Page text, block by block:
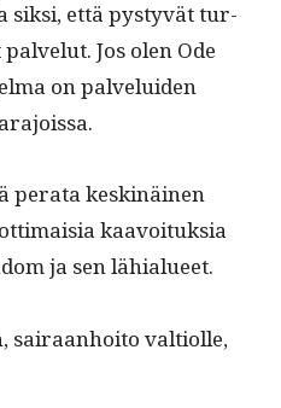
sik­si, että pystyvät tur­
Jos olen Ode
on palvelu­iden
per­a­ta keskinäi­nen
kaavoituk­sia
ja sen lähialueet.
sairaan­hoito val­ti­olle,